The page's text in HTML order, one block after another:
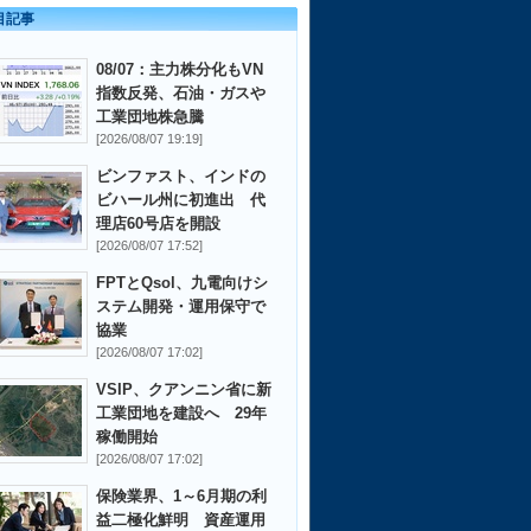
記事
08/07：主力株分化もVN
指数反発、石油・ガスや
工業団地株急騰
[2026/08/07 19:19]
ビンファスト、インドの
ビハール州に初進出 代
理店60号店を開設
[2026/08/07 17:52]
FPTとQsol、九電向けシ
ステム開発・運用保守で
協業
[2026/08/07 17:02]
VSIP、クアンニン省に新
工業団地を建設へ 29年
稼働開始
[2026/08/07 17:02]
保険業界、1～6月期の利
益二極化鮮明 資産運用